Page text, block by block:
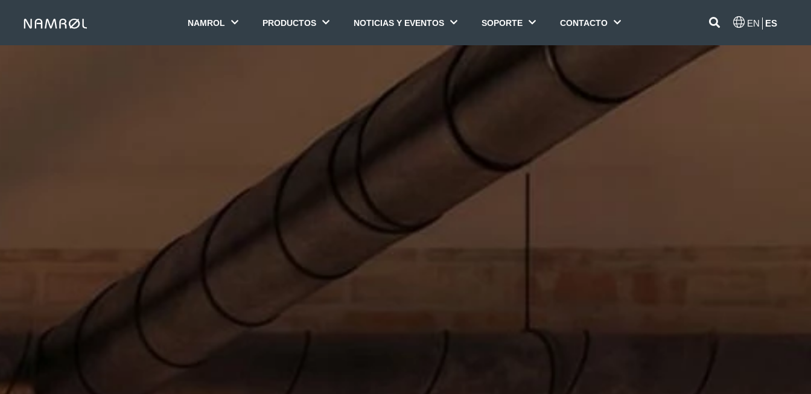
NAMROL PRODUCTOS NOTICIAS Y EVENTOS SOPORTE CONTACTO EN ES